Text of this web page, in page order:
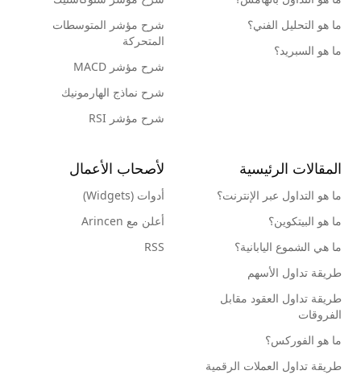
ما هو التحليل الفني؟
ما هو السبريد؟
شرح مؤشر المتوسطات
المتحركة
شرح مؤشر MACD
شرح نماذج الهارمونيك
شرح مؤشر RSI
المقالات الرئيسية
ما هو التداول عبر الإنترنت؟
ما هو البيتكوين؟
ما هي الشموع اليابانية؟
طريقة تداول الأسهم
طريقة تداول العقود مقابل
الفروقات
ما هو الفوركس؟
طريقة تداول العملات الرقمية
لأصحاب الأعمال
أدوات (Widgets)
أعلن مع Arincen
RSS